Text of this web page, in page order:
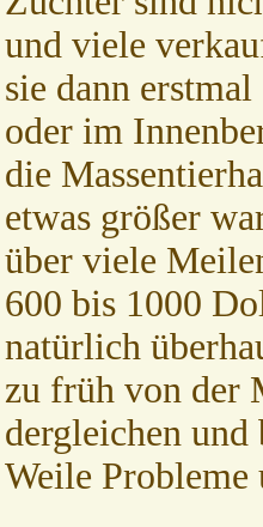
und viele
sie dann
oder im
die
etwas größer
über viele
600 bis 1000
natürlich
zu früh von der
dergleichen und
Weile Probleme